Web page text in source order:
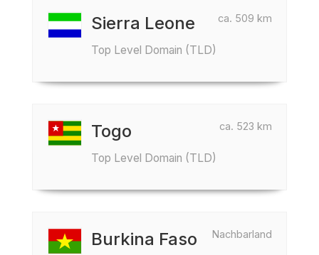
ca. 509 km
Sierra Leone
Top Level Domain (TLD)
ca. 523 km
Togo
Top Level Domain (TLD)
Nachbarland
Burkina Faso